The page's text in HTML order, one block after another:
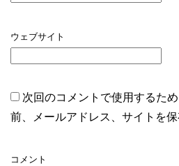
ウェブサイト
次回のコメントで使用するた
前、メールアドレス、サイトを保
コメント